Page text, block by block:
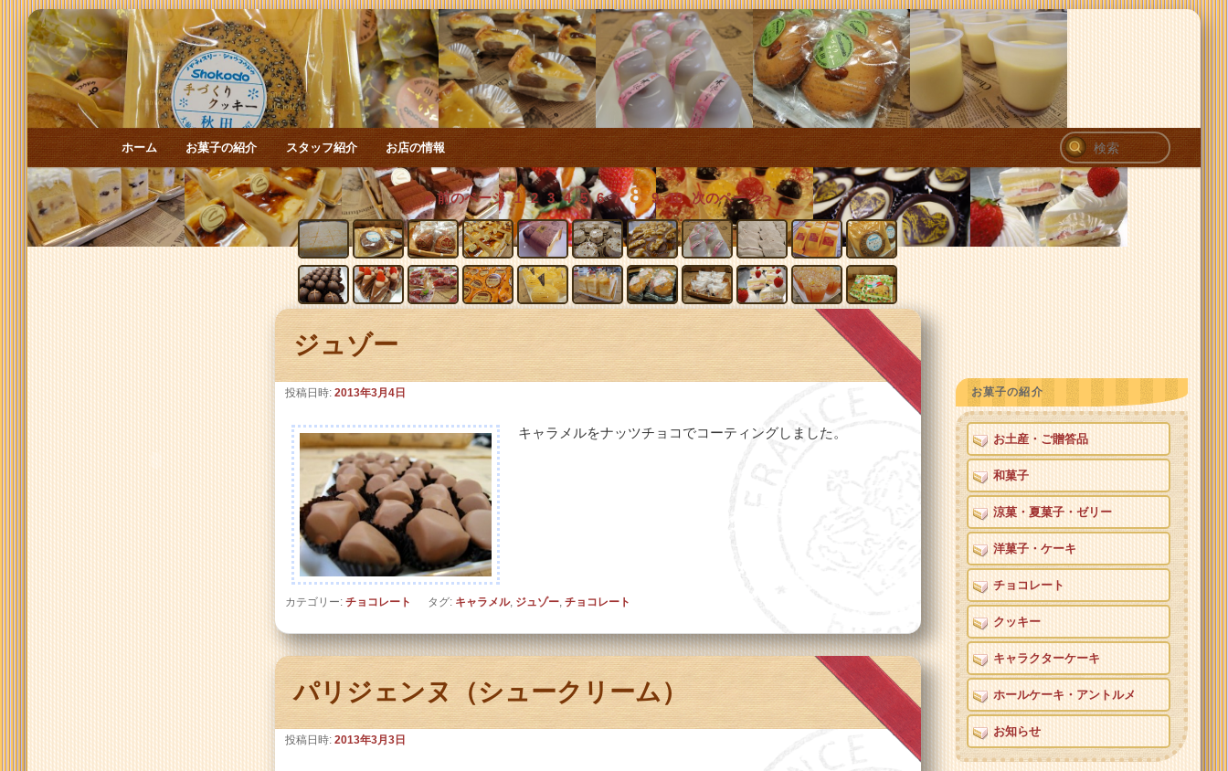
検
索
メインメニュー
メインコンテンツへ移動
サブコンテンツへ移動
ホーム お菓子の紹介 スタッフ紹介 お店の情報
投稿ナビゲーション
< 前のページ 1 2 3 4 5 6 7 8 9 10 次のページ >
ジュゾー
投稿日時: 2013年3月4日
キャラメルをナッツチョコでコーティングしました。
カテゴリー: チョコレート タグ: キャラメル, ジュゾー, チョコレート
パリジェンヌ（シュークリーム）
投稿日時: 2013年3月3日
お菓子の紹介
お土産・ご贈答品
和菓子
涼菓・夏菓子・ゼリー
洋菓子・ケーキ
チョコレート
クッキー
キャラクターケーキ
ホールケーキ・アントルメ
お知らせ